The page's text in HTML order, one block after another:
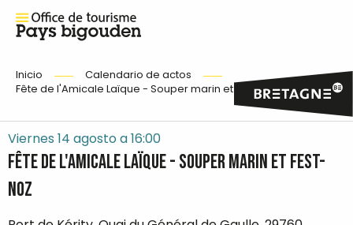
Inicio
Calendario de actos
Fête de l'Amicale Laïque - Souper marin et Fest-Noz
Viernes 14 agosto a 16:00
Fête de l'Amicale Laïque - Souper marin et Fest-
Noz